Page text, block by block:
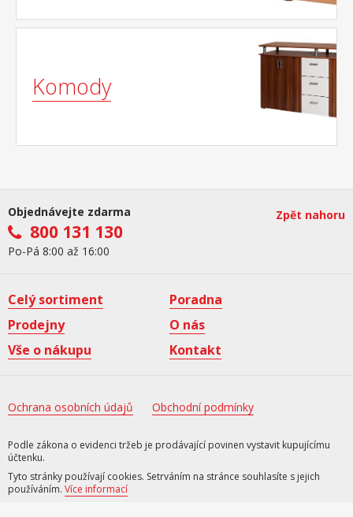
Komody
Objednávejte zdarma
800 131 130
Po-Pá 8:00 až 16:00
Zpět nahoru
Celý sortiment
Poradna
Prodejny
O nás
Vše o nákupu
Kontakt
Ochrana osobních údajů Obchodní podmínky
Podle zákona o evidenci tržeb je prodávající povinen vystavit kupujícímu
účtenku.
Tyto stránky používají cookies. Setrváním na stránce souhlasíte s jejich
používáním. Více informací